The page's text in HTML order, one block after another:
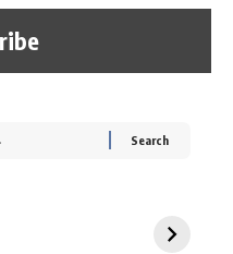
रोज एक कच्चे लहसुन